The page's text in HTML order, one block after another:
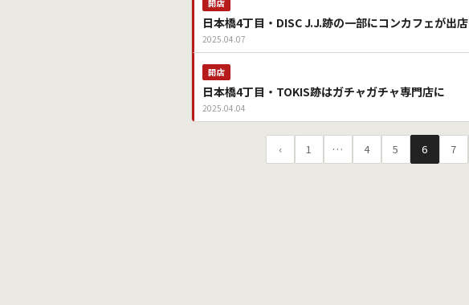
開店
日本橋4丁目・DISC J.J.跡の一部にコンカフェが出店
2025.04.07
開店
日本橋4丁目・TOKIS跡はガチャガチャ専門店に
2025.04.04
‹ 1 … 4 5 6 7